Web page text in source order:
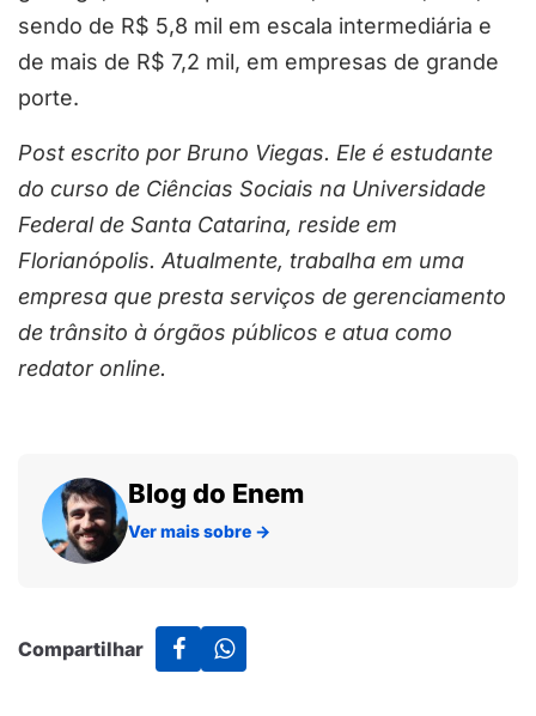
sendo de R$ 5,8 mil em escala intermediária e
de mais de R$ 7,2 mil, em empresas de grande
porte.
Post escrito por Bruno Viegas. Ele é estudante
do curso de Ciências Sociais na Universidade
Federal de Santa Catarina, reside em
Florianópolis. Atualmente, trabalha em uma
empresa que presta serviços de gerenciamento
de trânsito à órgãos públicos e atua como
redator online.
Blog do Enem
Ver mais sobre →
Compartilhar